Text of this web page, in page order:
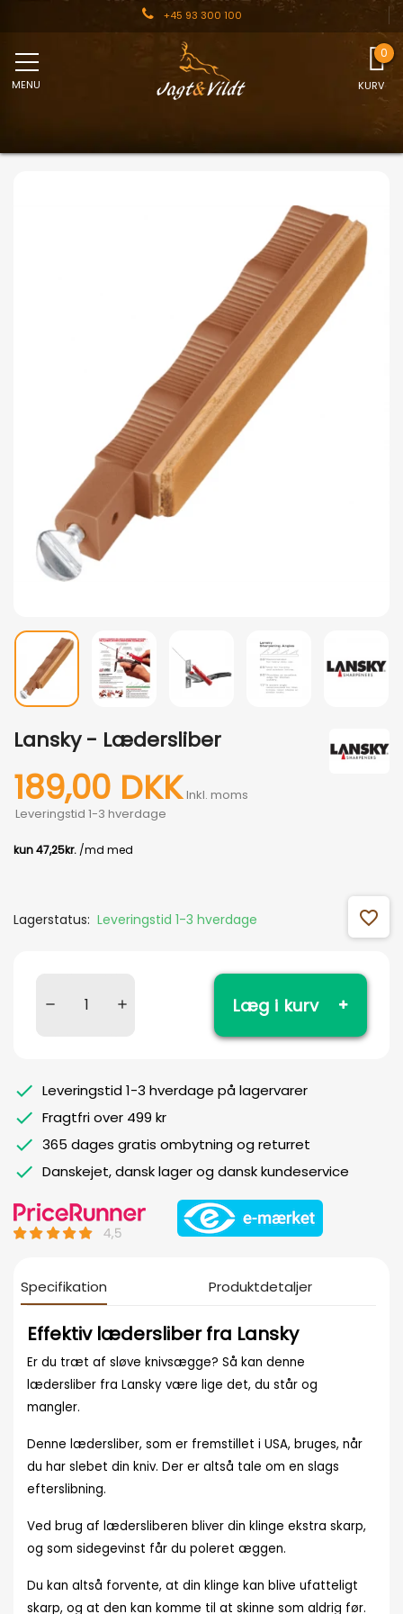
+45 93 300 100
KURV
MENU
Lansky - Lædersliber
189,00 DKK Inkl. moms
Leveringstid 1-3 hverdage
Lagerstatus: Leveringstid 1-3 hverdage favorite_outline
Læg i kurv
Leveringstid 1-3 hverdage på lagervarer
Fragtfri over 499 kr
365 dages gratis ombytning og returret
Danskejet, dansk lager og dansk kundeservice
Specifikation Produktdetaljer
Effektiv lædersliber fra Lansky
Er du træt af sløve knivsægge? Så kan denne
lædersliber fra Lansky være lige det, du står og
mangler.
Denne lædersliber, som er fremstillet i USA, bruges, når
du har slebet din kniv. Der er altså tale om en slags
efterslibning.
Ved brug af lædersliberen bliver din klinge ekstra skarp,
og som sidegevinst får du poleret æggen.
Du kan altså forvente, at din klinge kan blive ufatteligt
skarp, og at den kan komme til at skinne som aldrig før.